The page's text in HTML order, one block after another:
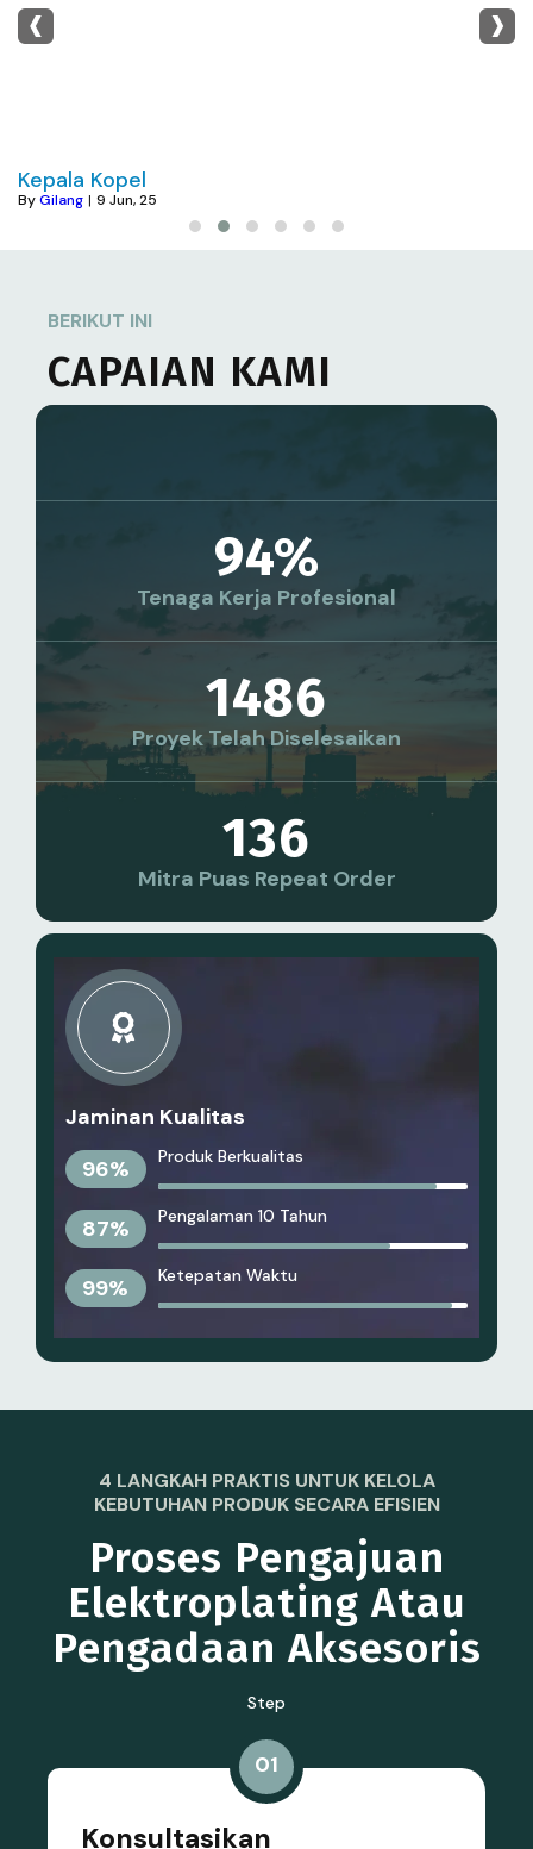
Kepala Kopel
ByGilang | 9 Jun, 25
‹ ›
BERIKUT INI
CAPAIAN KAMI
94%
Tenaga Kerja Profesional
1486
Proyek Telah Diselesaikan
136
Mitra Puas Repeat Order
Jaminan Kualitas
96% Produk Berkualitas
87% Pengalaman 10 Tahun
99% Ketepatan Waktu
4 LANGKAH PRAKTIS UNTUK KELOLA
KEBUTUHAN PRODUK SECARA EFISIEN
Proses Pengajuan
Elektroplating Atau
Pengadaan Aksesoris
Step
01
Konsultasikan